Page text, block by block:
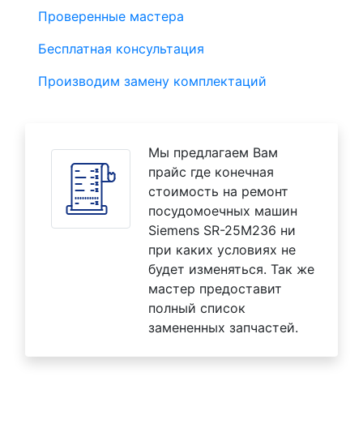
Проверенные мастера
Бесплатная консультация
Производим замену комплектаций
Мы предлагаем Вам
прайс где конечная
стоимость на ремонт
посудомоечных машин
Siemens SR-25M236 ни
при каких условиях не
будет изменяться. Так же
мастер предоставит
полный список
замененных запчастей.